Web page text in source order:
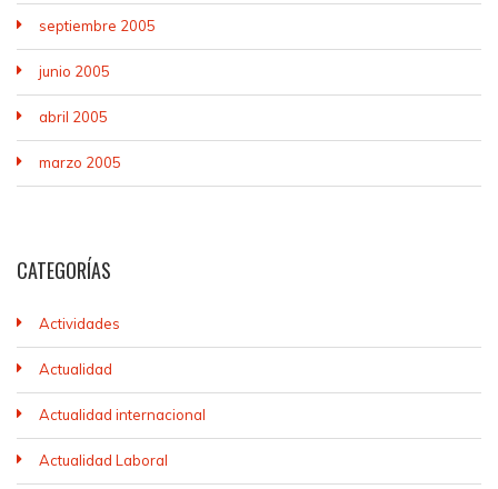
septiembre 2005
junio 2005
abril 2005
marzo 2005
CATEGORÍAS
Actividades
Actualidad
Actualidad internacional
Actualidad Laboral